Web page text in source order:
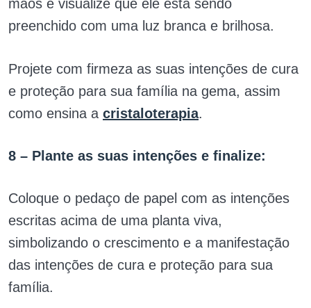
mãos e visualize que ele está sendo
preenchido com uma luz branca e brilhosa.
Projete com firmeza as suas intenções de cura
e proteção para sua família na gema, assim
como ensina a cristaloterapia.
8 – Plante as suas intenções e finalize:
Coloque o pedaço de papel com as intenções
escritas acima de uma planta viva,
simbolizando o crescimento e a manifestação
das intenções de cura e proteção para sua
família.